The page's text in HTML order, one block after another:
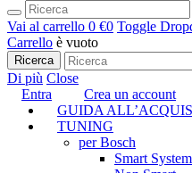
Vai al carrello 0 €0 Toggle
Carrello è vuoto
Ricerca
Di più Close
Entra
Crea un account
GUIDA
TUNING
per Bosch
Smart System